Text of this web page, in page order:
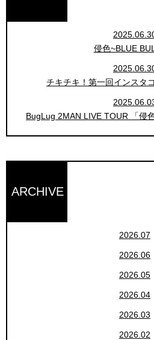
侵色~BLUE
チキチキ！第一回インスタ
BugLug 2MAN LIVE TOUR 「侵
ARCHIVE
2026.07
2026.06
2026.05
2026.04
2026.03
2026.02